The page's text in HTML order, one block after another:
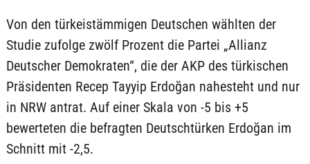
Von den türkeistämmigen Deutschen wählten der
Studie zufolge zwölf Prozent die Partei „Allianz
Deutscher Demokraten“, die der AKP des türkischen
Präsidenten Recep Tayyip Erdoğan nahesteht und nur
in NRW antrat. Auf einer Skala von -5 bis +5
bewerteten die befragten Deutschtürken Erdoğan im
Schnitt mit -2,5.